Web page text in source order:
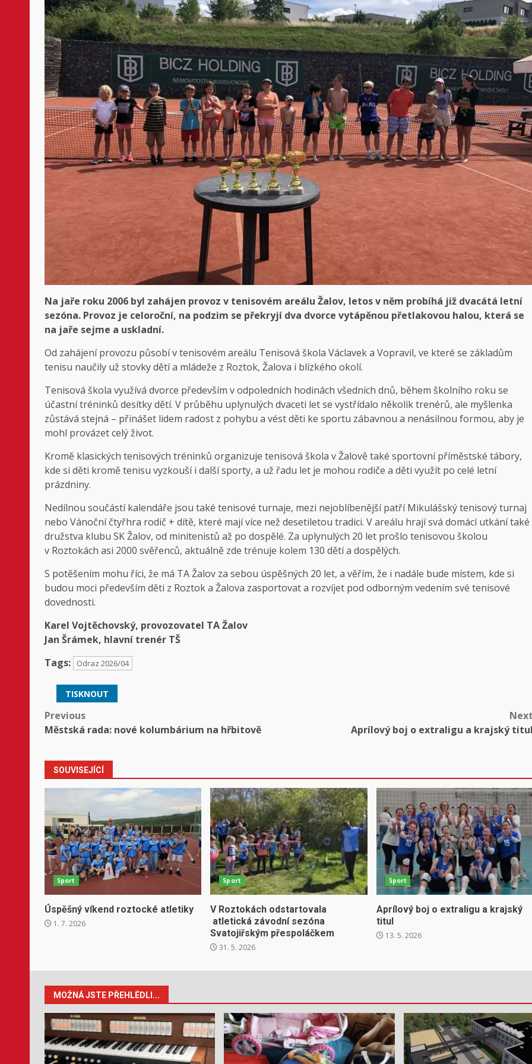
Na jaře roku 2006 byl zahájen provoz v tenisovém areálu Žalov, letos v něm probíhá již dvacátá letní
sezóna. Provoz je celoroční, na podzim se překryjí dva dvorce vytápěnou přetlakovou halou, která se
na jaře sejme a uskladní.
Od zahájení provozu působí v tenisovém areálu Tenisová škola Václavek a Vopravil, ve které se základům
tenisu naučily už stovky dětí a mládeže z Roztok, Žalova i blízkého okolí.
Tenisová škola využívá dvorce především v odpoledních hodinách všedních dnů, během školního roku se
účastní tréninků desítky dětí. V průběhu uplynulých dvaceti let se vystřídalo několik trenérů, ale myšlenka
zůstává stejná – přinášet lidem radost z pohybu a vést děti ke sportu zábavnou a nenásilnou formou, aby je
mohl provázet celý život.
Kromě klasických tenisových tréninků organizuje tenisová škola v Žalově také sportovní příměstské tábory,
kde si děti kromě tenisu vyzkouší i další sporty, a už řadu let je mohou rodiče a děti využít po celé letní
prázdniny.
Nedílnou součástí kalendáře jsou také tenisové turnaje, mezi nejoblíbenější patří Mikulášský tenisový turnaj
nebo Vánoční čtyřhra rodič + dítě, které mají více než desetiletou tradici. V areálu hrají svá domácí utkání také
družstva klubu SK Žalov, od minitenistů až po dospělé. Za uplynulých 20 let prošlo tenisovou školou
v Roztokách asi 2000 svěřenců, aktuálně zde trénuje kolem 130 dětí a dospělých.
S potěšením mohu říci, že má TA Žalov za sebou úspěšných 20 let, a věřím, že i nadále bude místem, kde si
budou moci především děti z Roztok a Žalova zasportovat a rozvíjet pod odborným vedením své tenisové
dovednosti.
Karel Vojtěchovský, provozovatel TA Žalov
Jan Šrámek, hlavní trenér TŠ
Tags:
Odraz 2026/04
TISKNOUT
Post
Previous
Městská rada: nové kolumbárium na hřbitově
Aprílový boj o extraligu a krajský
SOUVISEJÍCÍ
Sport
Úspěšný víkend roztocké atletiky
1. 7. 2026
Sport
V Roztokách odstartovala
atletická závodní sezóna
Svatojiřským přespoláčkem
31. 5. 2026
Sport
Aprílový boj o extraligu a krajský
titul
13. 5. 2026
MOŽNÁ JSTE PŘEHLÉDLI...